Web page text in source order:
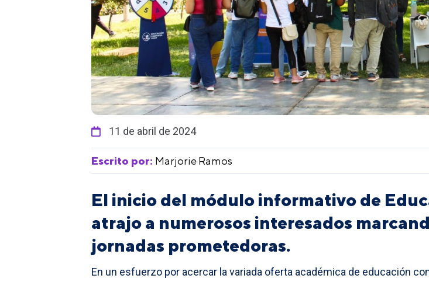
11 de abril de 2024
Escrito por: Marjorie Ramos
El inicio del módulo informativo de
atrajo a numerosos interesados
jornadas prometedoras.
En un esfuerzo por acercar la variada oferta académica de educación